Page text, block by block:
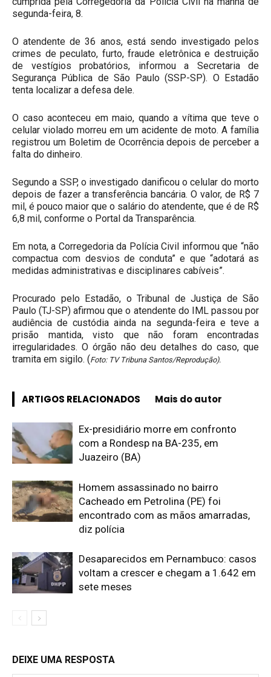
segunda-feira, 8.
O atendente de 36 anos, está sendo investigado pelos
crimes de peculato, furto, fraude eletrônica e destruição
de vestígios probatórios, informou a Secretaria de
Segurança Pública de São Paulo (SSP-SP). O Estadão
tenta localizar a defesa dele.
O caso aconteceu em maio, quando a vítima que teve o
celular violado morreu em um acidente de moto. A família
registrou um Boletim de Ocorrência depois de perceber a
falta do dinheiro.
Segundo a SSP, o investigado danificou o celular do morto
depois de fazer a transferência bancária. O valor, de R$ 7
mil, é pouco maior que o salário do atendente, que é de R$
6,8 mil, conforme o Portal da Transparência.
Em nota, a Corregedoria da Polícia Civil informou que “não
compactua com desvios de conduta” e que “adotará as
medidas administrativas e disciplinares cabíveis”.
Procurado pelo Estadão, o Tribunal de Justiça de São
Paulo (TJ-SP) afirmou que o atendente do IML passou por
audiência de custódia ainda na segunda-feira e teve a
prisão mantida, visto que não foram encontradas
irregularidades. O órgão não deu detalhes do caso, que
tramita em sigilo. (Foto: TV Tribuna Santos/Reprodução).
ARTIGOS RELACIONADOS Mais do autor
Ex-presidiário morre em confronto
com a Rondesp na BA-235, em
Juazeiro (BA)
Homem assassinado no bairro
Cacheado em Petrolina (PE) foi
encontrado com as mãos amarradas,
diz polícia
Desaparecidos em Pernambuco: casos
voltam a crescer e chegam a 1.642 em
sete meses
DEIXE UMA RESPOSTA